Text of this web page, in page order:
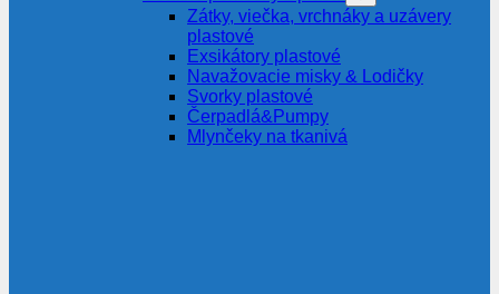
Zátky, viečka, vrchnáky a uzávery
plastové
Exsikátory plastové
Navažovacie misky & Lodičky
Svorky plastové
Čerpadlá&Pumpy
Mlynčeky na tkanivá